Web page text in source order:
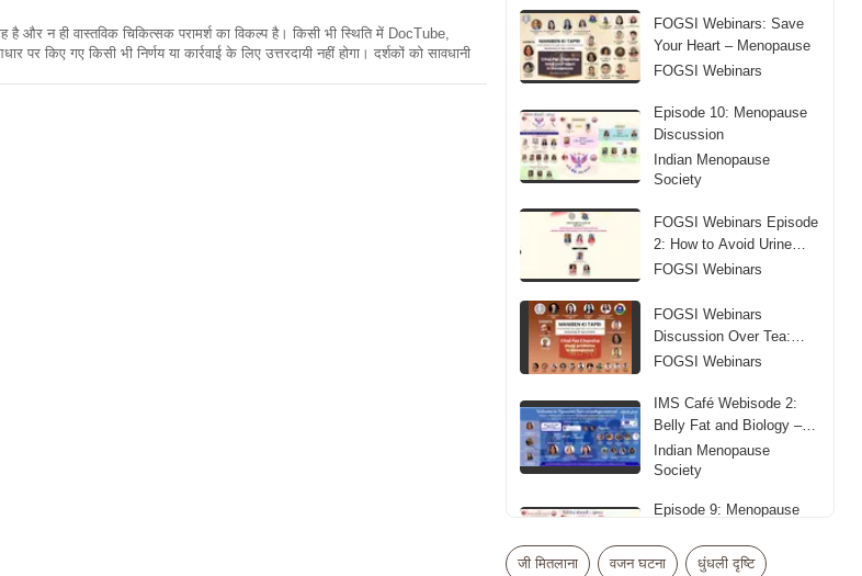
और न ही वास्तविक चिकित्सक परामर्श का विकल्प है। किसी भी स्थिति में DocTube,
किए गए किसी भी निर्णय या कार्रवाई के लिए उत्तरदायी नहीं होगा। दर्शकों को सावधानी
FOGSI Webinars: Save
Your Heart – Menopause
FOGSI Webinars
Episode 10: Menopause
Discussion
Indian Menopause
Society
FOGSI Webinars Episode
2: How to Avoid Urine
Leakage
FOGSI Webinars
FOGSI Webinars
Discussion Over Tea:
Sleep Problems in
FOGSI Webinars
IMS Café Webisode 2:
Belly Fat and Biology –
Obesity in Midlife
Indian Menopause
Society
Episode 9: Menopause
Indian Menopause
जी मितलाना वजन घटना धुंधली दृष्टि